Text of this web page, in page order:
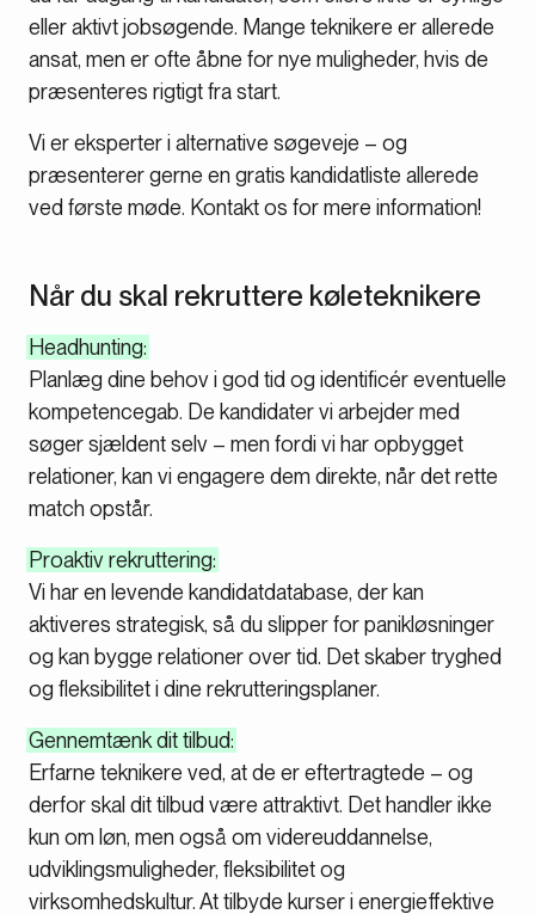
eller aktivt jobsøgende. Mange teknikere er allerede
ansat, men er ofte åbne for nye muligheder, hvis de
præsenteres rigtigt fra start.
Vi er eksperter i alternative søgeveje – og
præsenterer gerne en gratis kandidatliste allerede
ved første møde. Kontakt os for mere information!
Når du skal rekruttere køleteknikere
Headhunting:
Planlæg dine behov i god tid og identificér eventuelle
kompetencegab. De kandidater vi arbejder med
søger sjældent selv – men fordi vi har opbygget
relationer, kan vi engagere dem direkte, når det rette
match opstår.
Proaktiv rekruttering:
Vi har en levende kandidatdatabase, der kan
aktiveres strategisk, så du slipper for panikløsninger
og kan bygge relationer over tid. Det skaber tryghed
og fleksibilitet i dine rekrutteringsplaner.
Gennemtænk dit tilbud:
Erfarne teknikere ved, at de er eftertragtede – og
derfor skal dit tilbud være attraktivt. Det handler ikke
kun om løn, men også om videreuddannelse,
udviklingsmuligheder, fleksibilitet og
virksomhedskultur. At tilbyde kurser i energieffektive